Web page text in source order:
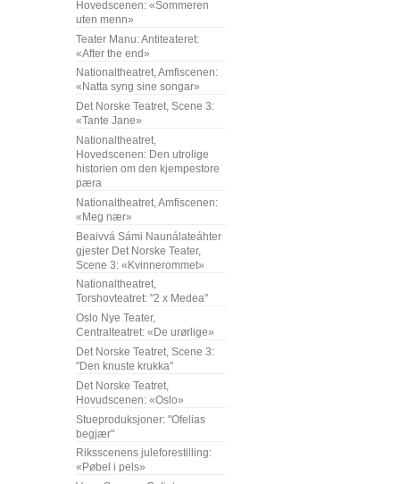
Hovedscenen: «Sommeren
uten menn»
Teater Manu: Antiteateret:
«After the end»
Nationaltheatret, Amfiscenen:
«Natta syng sine songar»
Det Norske Teatret, Scene 3:
«Tante Jane»
Nationaltheatret,
Hovedscenen: Den utrolige
historien om den kjempestore
pæra
Nationaltheatret, Amfiscenen:
«Meg nær»
Beaivvá Sámi Naunálateáhter
gjester Det Norske Teater,
Scene 3: «Kvinnerommet»
Nationaltheatret,
Torshovteatret: "2 x Medea"
Oslo Nye Teater,
Centralteatret: «De urørlige»
Det Norske Teatret, Scene 3:
"Den knuste krukka"
Det Norske Teatret,
Hovudscenen: «Oslo»
Stueproduksjoner: "Ofelias
begjær"
Riksscenens juleforestilling:
«Pøbel i pels»